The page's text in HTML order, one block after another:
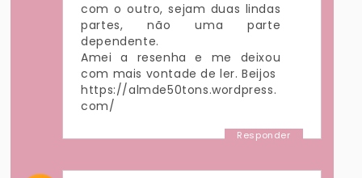
com o outro, sejam duas lindas
partes, não uma parte
dependente.
Amei a resenha e me deixou
com mais vontade de ler. Beijos
https://almde50tons.wordpress.
com/
Responder